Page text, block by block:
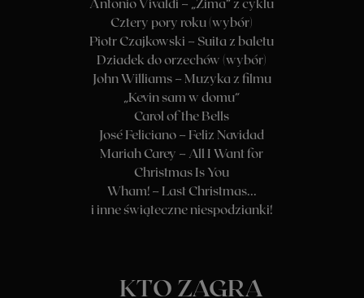
Pozwól, by ten magiczny wieczór w blasku świec wypełnił
Dodatkowe informacje
Prosimy o punktualne przybycie
– po rozpoczęciu koncertu nie będzie
możliwości wejścia na salę.
Minimalny wiek uczestników: 6 lat (osoby
poniżej 16. roku życia zapraszamy
z dorosłym).
Sala nie jest dostosowana do potrzeb osób z
niepełnosprawnościami.